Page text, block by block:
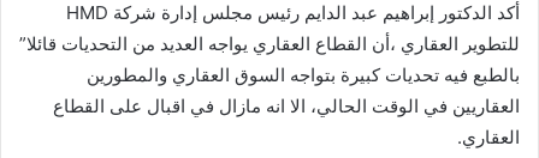
أكد الدكتور إبراهيم عبد الدايم رئيس مجلس إدارة شركة HMD
للتطوير العقاري ،أن القطاع العقاري يواجه العديد من التحديات قائلا”
بالطبع فيه تحديات كبيرة بتواجه السوق العقاري والمطورين
العقاريين في الوقت الحالي، الا انه مازال في اقبال على القطاع
العقاري.